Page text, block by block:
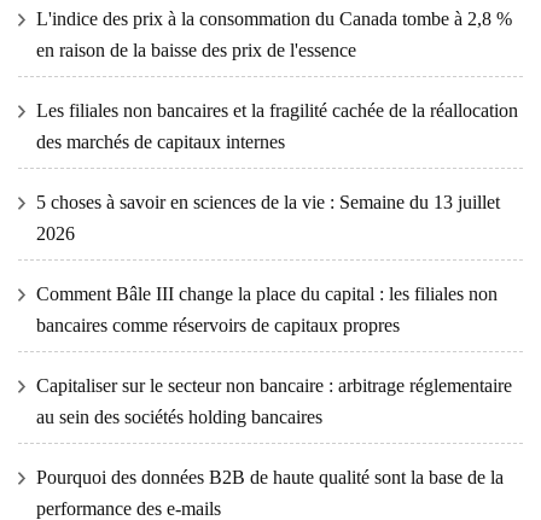
L'indice des prix à la consommation du Canada tombe à 2,8 %
en raison de la baisse des prix de l'essence
Les filiales non bancaires et la fragilité cachée de la réallocation
des marchés de capitaux internes
5 choses à savoir en sciences de la vie : Semaine du 13 juillet
2026
Comment Bâle III change la place du capital : les filiales non
bancaires comme réservoirs de capitaux propres
Capitaliser sur le secteur non bancaire : arbitrage réglementaire
au sein des sociétés holding bancaires
Pourquoi des données B2B de haute qualité sont la base de la
performance des e-mails